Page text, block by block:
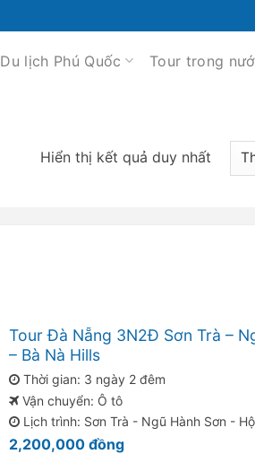
Du lịch Phú Quốc Tour trong
Hiển thị kết quả duy nhất
Tour Đà Nẵng 3N2Đ Sơn Trà –
– Bà Nà Hills
Thời gian: 3 ngày 2 đêm
Vận chuyển: Ô tô
Lịch trình: Sơn Trà - Ngũ Hành Sơn -
2,200,000 đồng